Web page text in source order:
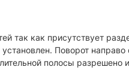
как присутствует
Поворот
полосы разрешено